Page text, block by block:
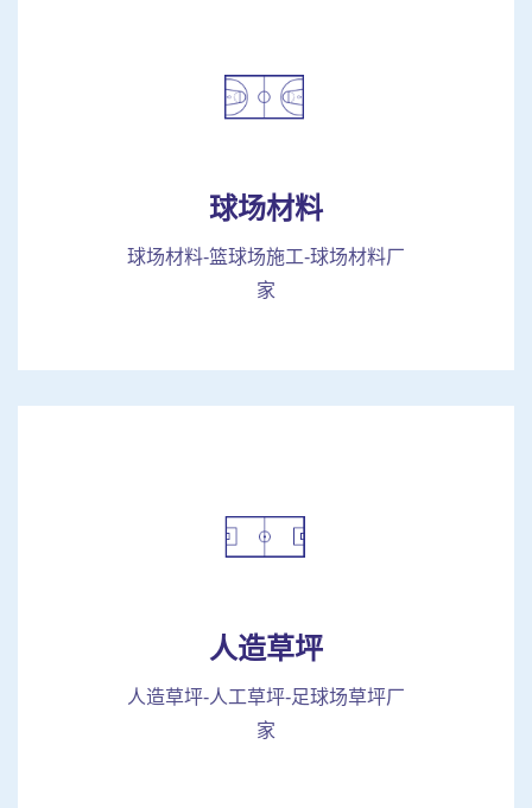
球场材料
球场材料-篮球场施工-球场材料厂
家
人造草坪
人造草坪-人工草坪-足球场草坪厂
家